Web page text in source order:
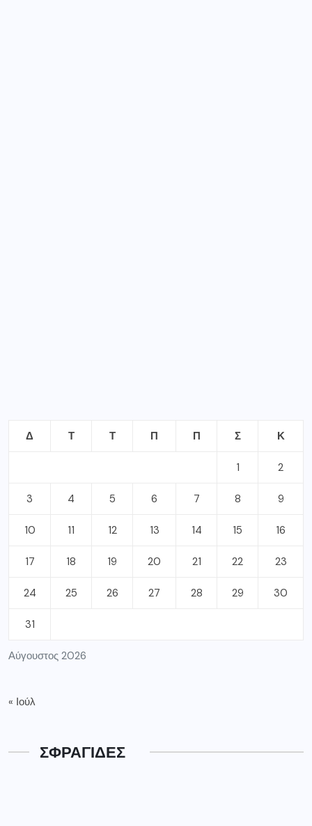
Αύγουστος 2026
Δ Τ Τ Π Π Σ Κ
1 2
3 4 5 6 7 8 9
10 11 12 13 14 15 16
17 18 19 20 21 22 23
24 25 26 27 28 29 30
31
« Ιούλ
ΣΦΡΑΓΙΔΕΣ